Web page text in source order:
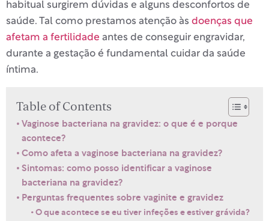
habitual surgirem dúvidas e alguns desconfortos de
saúde. Tal como prestamos atenção às doenças que
afetam a fertilidade antes de conseguir engravidar,
durante a gestação é fundamental cuidar da saúde
íntima.
Table of Contents
Vaginose bacteriana na gravidez: o que é e porque
acontece?
Como afeta a vaginose bacteriana na gravidez?
Sintomas: como posso identificar a vaginose
bacteriana na gravidez?
Perguntas frequentes sobre vaginite e gravidez
O que acontece se eu tiver infeções e estiver grávida?